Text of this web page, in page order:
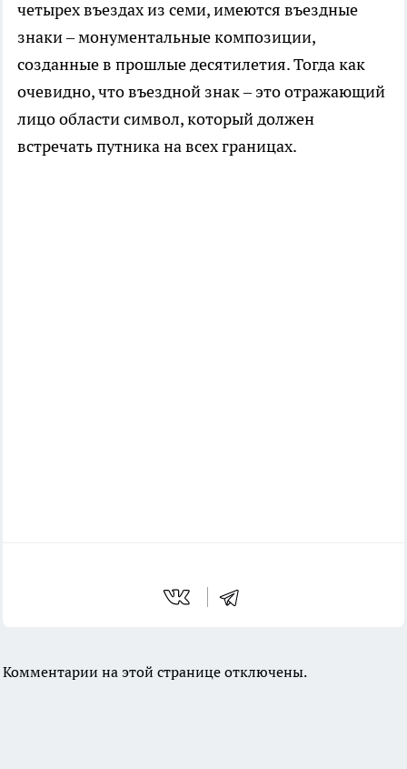
четырех въездах из семи, имеются въездные
знаки – монументальные композиции,
созданные в прошлые десятилетия. Тогда как
очевидно, что въездной знак – это отражающий
лицо области символ, который должен
встречать путника на всех границах.
Комментарии на этой странице отключены.